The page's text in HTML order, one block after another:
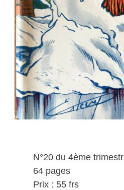
N°20 du 4ème
64 pages
Prix : 55 frs